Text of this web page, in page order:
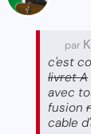
par
c'est
livret A
avec
fusion
cable